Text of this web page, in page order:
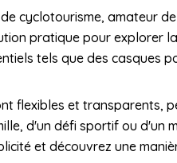
cyclotourisme, amateur
pratique pour explorer
tels que des casques
flexibles et transparents,
d'un défi sportif ou d'un
et découvrez une